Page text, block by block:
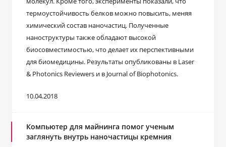
термоустойчивость белков можно повысить, меняя
химический состав наночастиц. Полученные
наноструктуры также обладают высокой
биосовместимостью, что делает их перспективными
для биомедицины. Результаты опубликованы в Laser
& Photonics Reviewers и в Journal of Biophotonics.
10.04.2018
Компьютер для майнинга помог ученым
заглянуть внутрь наночастицы кремния